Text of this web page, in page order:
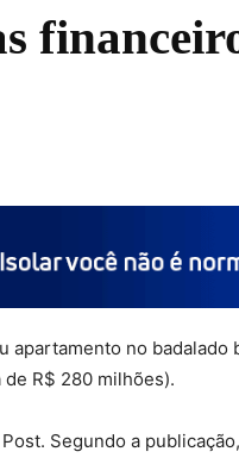
apartamento no badalado
R$ 280 milhões).
Segundo a